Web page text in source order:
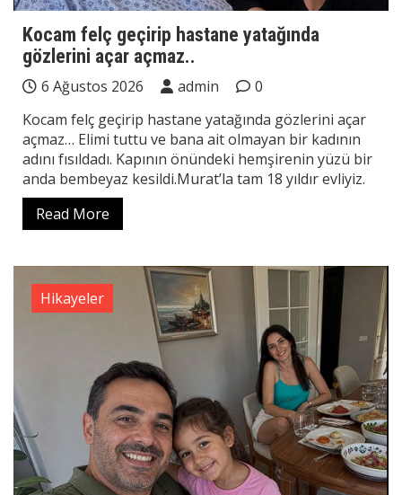
Kocam felç geçirip hastane yatağında
gözlerini açar açmaz..
6 Ağustos 2026 admin
0
Kocam felç geçirip hastane yatağında gözlerini açar
açmaz… Elimi tuttu ve bana ait olmayan bir kadının
adını fısıldadı. Kapının önündeki hemşirenin yüzü bir
anda bembeyaz kesildi.Murat’la tam 18 yıldır evliyiz.
Read More
Hikayeler